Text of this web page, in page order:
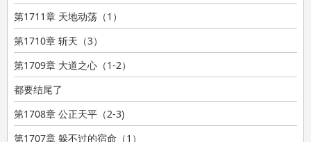
第1711章 天地动荡（1）
第1710章 斩天（3）
第1709章 大道之心（1-2）
都要结尾了
第1708章 公正天平（2-3)
第1707章 躲不过的宿命（1）